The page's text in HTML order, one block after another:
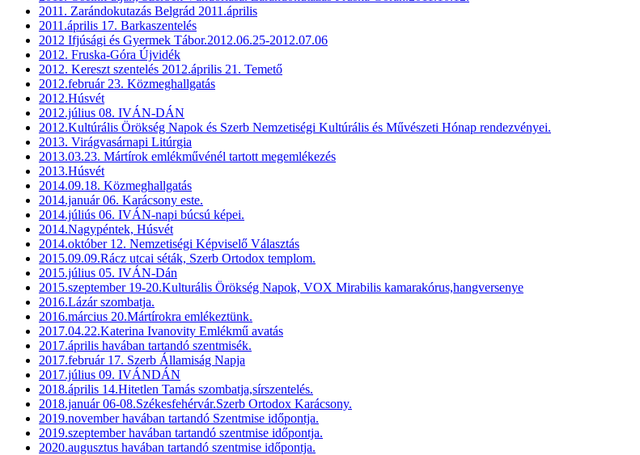
2011. Zarándokutazás Belgrád 2011.április
2011.április 17. Barkaszentelés
2012 Ifjúsági és Gyermek Tábor.2012.06.25-2012.07.06
2012. Fruska-Góra Újvidék
2012. Kereszt szentelés 2012.április 21. Temető
2012.február 23. Közmeghallgatás
2012.Húsvét
2012.július 08. IVÁN-DÁN
2012.Kultúrális Örökség Napok és Szerb Nemzetiségi Kultúrális és Művészeti Hónap rendezvényei.
2013. Virágvasárnapi Litúrgia
2013.03.23. Mártírok emlékművénél tartott megemlékezés
2013.Húsvét
2014.09.18. Közmeghallgatás
2014.január 06. Karácsony este.
2014.júliús 06. IVÁN-napi búcsú képei.
2014.Nagypéntek, Húsvét
2014.október 12. Nemzetiségi Képviselő Választás
2015.09.09.Rácz utcai séták, Szerb Ortodox templom.
2015.július 05. IVÁN-Dán
2015.szeptember 19-20.Kulturális Örökség Napok, VOX Mirabilis kamarakórus,hangversenye
2016.Lázár szombatja.
2016.március 20.Mártírokra emlékeztünk.
2017.04.22.Katerina Ivanovity Emlékmű avatás
2017.április havában tartandó szentmisék.
2017.február 17. Szerb Államiság Napja
2017.július 09. IVÁNDÁN
2018.április 14.Hitetlen Tamás szombatja,sírszentelés.
2018.január 06-08.Székesfehérvár.Szerb Ortodox Karácsony.
2019.november havában tartandó Szentmise időpontja.
2019.szeptember havában tartandó szentmise időpontja.
2020.augusztus havában tartandó szentmise időpontja.